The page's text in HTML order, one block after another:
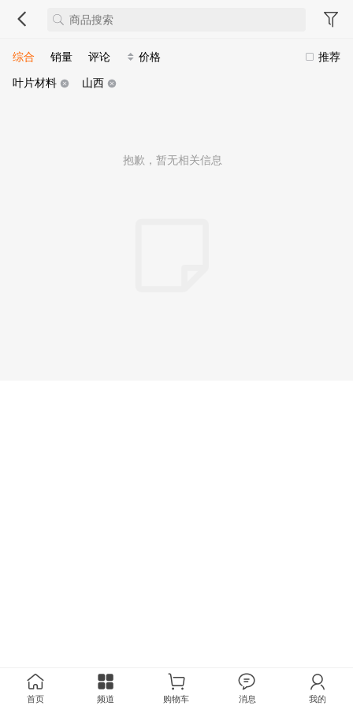
推荐
综合 销量 评论
价格
叶片材料
山西
抱歉，暂无相关信息
首页 频道 购物车 消息 我的